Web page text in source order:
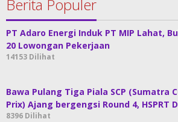
Berita Populer
PT Adaro Energi Induk PT MIP Lahat,
20 Lowongan Pekerjaan
14153 Dilihat
Bawa Pulang Tiga Piala SCP (Sumatra
Prix) Ajang bergengsi Round 4, HSPRT
8396 Dilihat